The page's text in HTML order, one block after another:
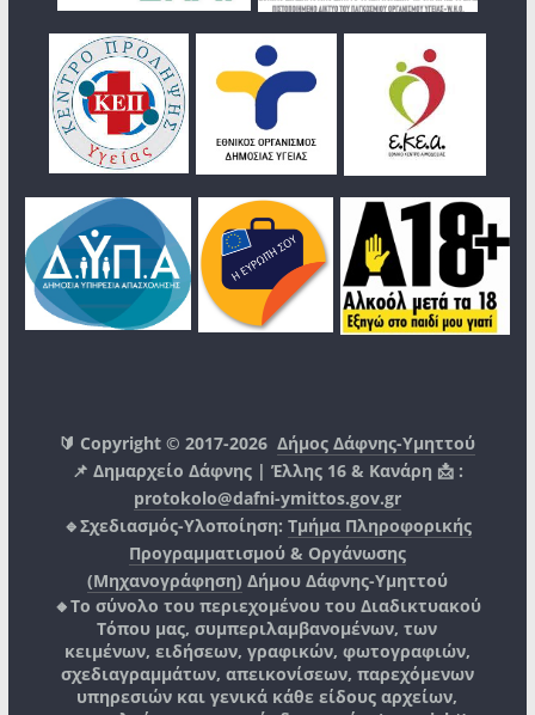
🔰 Copyright © 2017-2026Δήμος Δάφνης-Υμηττού
📌 Δημαρχείο Δάφνης | Έλλης 16 & Κανάρη 📩 :
protokolo@dafni-ymittos.gov.gr
🔹Σχεδιασμός-Υλοποίηση: Τμήμα Πληροφορικής
Προγραμματισμού & Οργάνωσης
(Μηχανογράφηση) Δήμου Δάφνης-Υμηττού
🔸Το σύνολο του περιεχομένου του Διαδικτυακού
Τόπου μας, συμπεριλαμβανομένων, των
κειμένων, ειδήσεων, γραφικών, φωτογραφιών,
σχεδιαγραμμάτων, απεικονίσεων, παρεχόμενων
υπηρεσιών και γενικά κάθε είδους αρχείων,